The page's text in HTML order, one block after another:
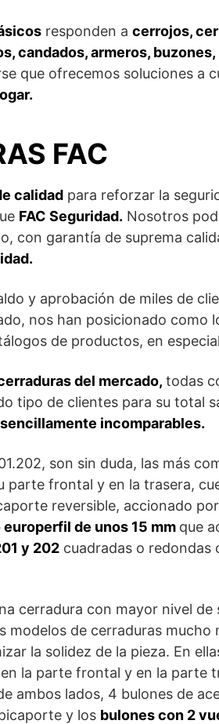
responden a cerrojos,
candados, armeros,
que ofrecemos soluciones a
FAC
calidad para reforzar la
FAC Seguridad. Nosotros
con garantía de suprema
y aprobación de miles de
nos han posicionado como
de productos, en
del mercado, todas
tipo de clientes para su total
sencillamente incomparables.
son sin duda, las más
parte frontal y en la trasera,
reversible, accionado
de unos 15 mm que
y 202 cuadradas o redondas
cerradura con mayor nivel de
modelos de cerraduras
la solidez de la pieza. En
la parte frontal y en la parte
ambos lados, 4 bulones de
y los bulones con 2